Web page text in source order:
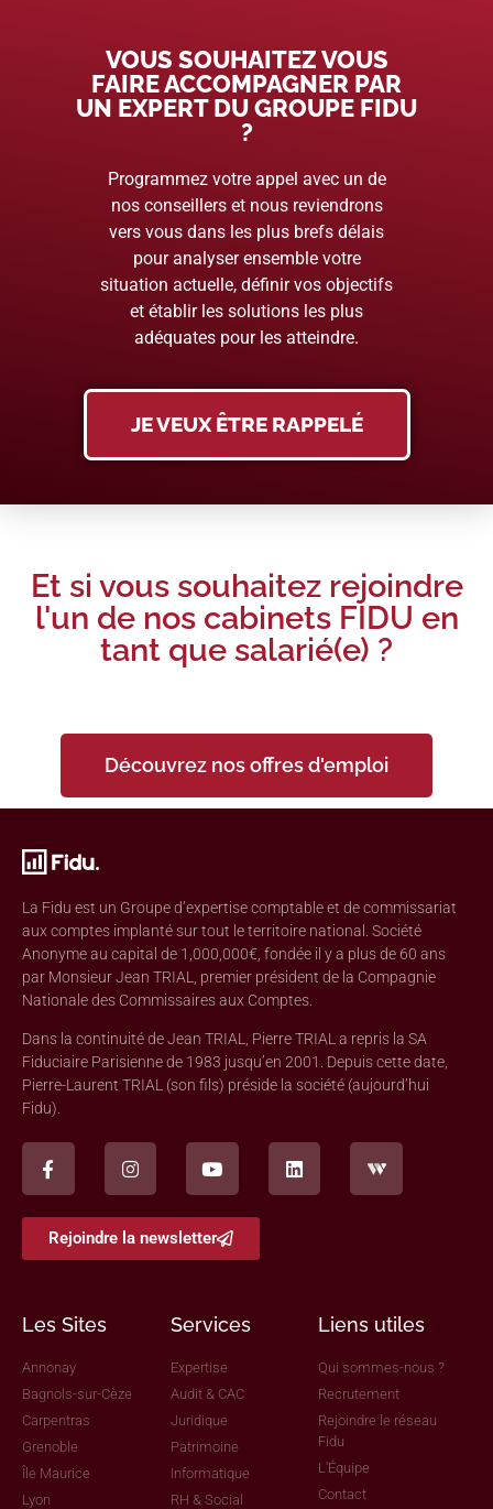
VOUS SOUHAITEZ VOUS
FAIRE ACCOMPAGNER PAR
UN EXPERT DU GROUPE FIDU
?
Programmez votre appel avec un de
nos conseillers et nous reviendrons
vers vous dans les plus brefs délais
pour analyser ensemble votre
situation actuelle, définir vos objectifs
et établir les solutions les plus
adéquates pour les atteindre.
JE VEUX ÊTRE RAPPELÉ
Et si vous souhaitez rejoindre
l'un de nos cabinets FIDU en
tant que salarié(e) ?
Découvrez nos offres d'emploi
La Fidu est un Groupe d’expertise comptable et de commissariat
aux comptes implanté sur tout le territoire national. Société
Anonyme au capital de 1,000,000€, fondée il y a plus de 60 ans
par Monsieur Jean TRIAL, premier président de la Compagnie
Nationale des Commissaires aux Comptes.
Dans la continuité de Jean TRIAL, Pierre TRIAL a repris la SA
Fiduciaire Parisienne de 1983 jusqu’en 2001. Depuis cette date,
Pierre-Laurent TRIAL (son fils) préside la société (aujourd’hui
Fidu).
Rejoindre la newsletter
Les Sites
Annonay
Bagnols-sur-Cèze
Carpentras
Grenoble
Île Maurice
Lyon
Services
Expertise
Audit & CAC
Juridique
Patrimoine
Informatique
RH & Social
Liens utiles
Qui sommes-nous ?
Recrutement
Rejoindre le réseau
Fidu
L'Équipe
Contact